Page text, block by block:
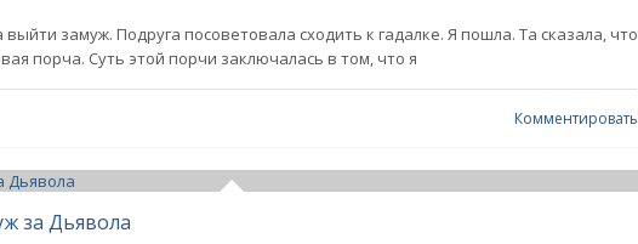
выйти замуж. Подруга посоветовала сходить к гадалке. Я пошла. Та сказала, что
порча. Суть этой порчи заключалась в том, что я
Комментировать
за Дьявола